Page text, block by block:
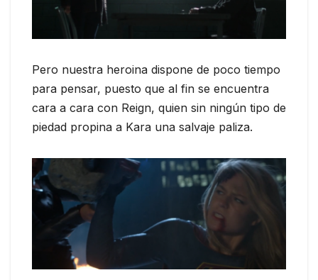
Pero nuestra heroina dispone de poco tiempo
para pensar, puesto que al fin se encuentra
cara a cara con Reign, quien sin ningún tipo de
piedad propina a Kara una salvaje paliza.